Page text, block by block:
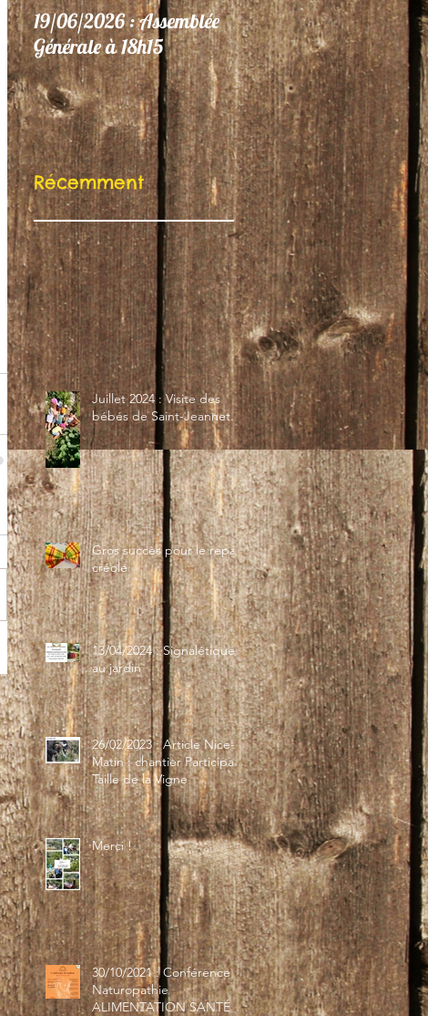
19/06/2026 : Assemblée
Générale à 18h15
06/06/26 : Le Jardin
participe au Festival
"Autres Regards"
Récemment
Juillet 2024 : Visite des
bébés de Saint-Jeannet...
Gros succès pour le repas
créole
13/04/2024 : Signalétique
au jardin
26/02/2023 : Article Nice-
Matin : chantier Participatif
Taille de la Vigne
Merci !
30/10/2021 : Conférence
Naturopathie
ALIMENTATION SANTÉ